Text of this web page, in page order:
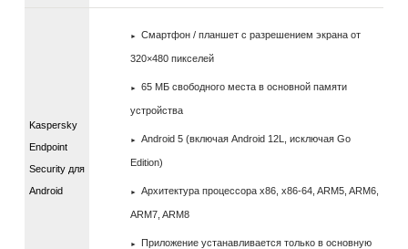
Kaspersky
Endpoint
Security для
Android
Смартфон / планшет с разрешением экрана от
320×480 пикселей
65 МБ свободного места в основной памяти
устройства
Android 5 (включая Android 12L, исключая Go
Edition)
Архитектура процессора x86, x86-64, ARM5, ARM6,
ARM7, ARM8
Приложение устанавливается только в основную